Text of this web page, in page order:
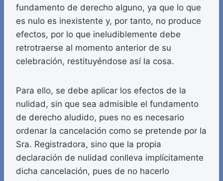
fundamento de derecho alguno, ya que lo que
es nulo es inexistente y, por tanto, no produce
efectos, por lo que ineludiblemente debe
retrotraerse al momento anterior de su
celebración, restituyéndose así la cosa.
Para ello, se debe aplicar los efectos de la
nulidad, sin que sea admisible el fundamento
de derecho aludido, pues no es necesario
ordenar la cancelación como se pretende por la
Sra. Registradora, sino que la propia
declaración de nulidad conlleva implícitamente
dicha cancelación, pues de no hacerlo